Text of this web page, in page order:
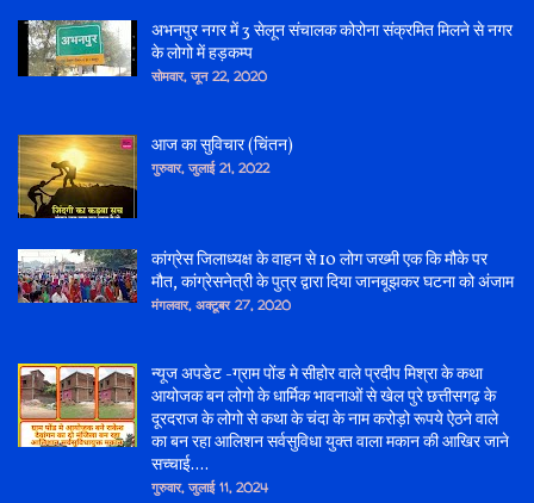
अभनपुर नगर में 3 सेलून संचालक कोरोना संक्रमित मिलने से नगर
के लोगो में हड़कम्प
सोमवार, जून 22, 2020
आज का सुविचार (चिंतन)
गुरुवार, जुलाई 21, 2022
कांग्रेस जिलाध्यक्ष के वाहन से 10 लोग जख्मी एक कि मौके पर
मौत, कांग्रेसनेत्री के पुत्र द्वारा दिया जानबूझकर घटना को अंजाम
मंगलवार, अक्टूबर 27, 2020
न्यूज अपडेट -ग्राम पोंड मे सीहोर वाले प्रदीप मिश्रा के कथा
आयोजक बन लोगो के धार्मिक भावनाओं से खेल पुरे छत्तीसगढ़ के
दूरदराज के लोगो से कथा के चंदा के नाम करोड़ो रूपये ऐठने वाले
का बन रहा आलिशन सर्वसुविधा युक्त वाला मकान की आखिर जाने
सच्चाई....
गुरुवार, जुलाई 11, 2024